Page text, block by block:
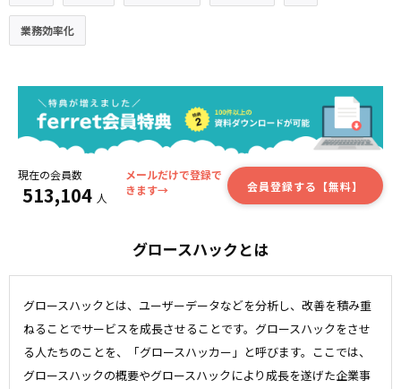
業務効率化
現在の会員数
513,104 人
メールだけで登録で
きます→
会員登録する【無料】
グロースハックとは
グロースハックとは、ユーザーデータなどを分析し、改善を積み重
ねることでサービスを成長させることです。グロースハックをさせ
る人たちのことを、「グロースハッカー」と呼びます。ここでは、
グロースハックの概要やグロースハックにより成長を遂げた企業事